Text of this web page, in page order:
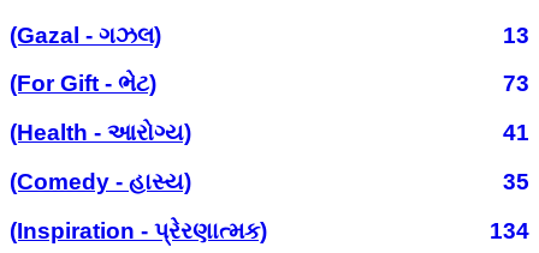
(Gazal - ગઝલ)
13
(For Gift - ભેટ)
73
(Health - આરોગ્ય)
41
(Comedy - હાસ્ય)
35
(Inspiration - પ્રેરણાત્મક)
134